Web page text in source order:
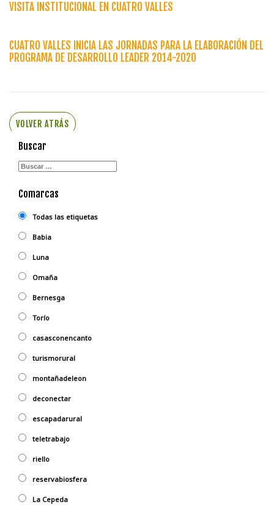
VISITA INSTITUCIONAL EN CUATRO VALLES
CUATRO VALLES INICIA LAS JORNADAS PARA LA ELABORACIÓN DEL
PROGRAMA DE DESARROLLO LEADER 2014-2020
VOLVER ATRÁS
Buscar
Comarcas
Todas las etiquetas
Babia
Luna
Omaña
Bernesga
Torío
casasconencanto
turismorural
montañadeleon
deconectar
escapadarural
teletrabajo
riello
reservabiosfera
La Cepeda